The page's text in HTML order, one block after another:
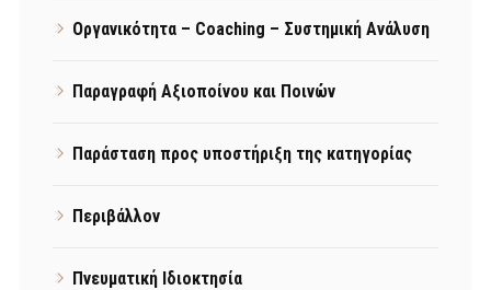
Οργανικότητα – Coaching – Συστημική Ανάλυση
Παραγραφή Αξιοποίνου και Ποινών
Παράσταση προς υποστήριξη της κατηγορίας
Περιβάλλον
Πνευματική Ιδιοκτησία